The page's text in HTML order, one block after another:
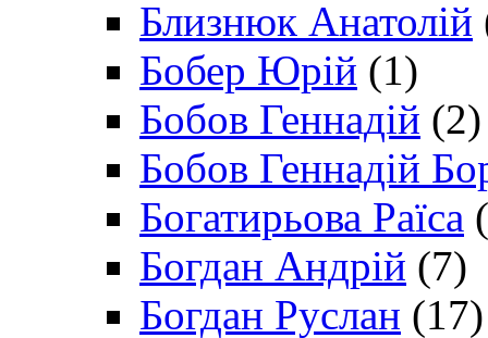
Близнюк Анатолій
Бобер Юрій (1)
Бобов Геннадій (2)
Бобов Геннадій
Богатирьова Раїса
Богдан Андрій (7)
Богдан Руслан (17)